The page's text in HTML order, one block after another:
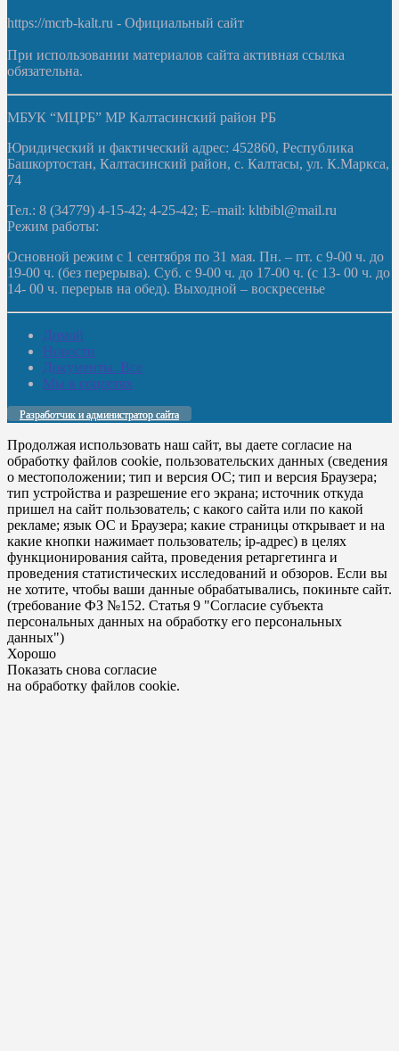
https://mcrb-kalt.ru - Официальный сайт
При использовании материалов сайта активная ссылка
обязательна.
МБУК “МЦРБ” МР Калтасинский район РБ
Юридический и фактический адрес: 452860, Республика
Башкортостан, Калтасинский район, с. Калтасы, ул. К.Маркса,
74
Тел.: 8 (34779) 4-15-42; 4-25-42; E–mail: kltbibl@mail.ru
Режим работы:
Основной режим с 1 сентября по 31 мая. Пн. – пт. с 9-00 ч. до
19-00 ч. (без перерыва). Суб. с 9-00 ч. до 17-00 ч. (с 13- 00 ч. до
14- 00 ч. перерыв на обед). Выходной – воскресенье
Домой
Новости
Документы. Все
Мы в соцсетях
Разработчик и администратор сайта
Продолжая использовать наш сайт, вы даете согласие на
обработку файлов cookie, пользовательских данных (сведения
о местоположении; тип и версия ОС; тип и версия Браузера;
тип устройства и разрешение его экрана; источник откуда
пришел на сайт пользователь; с какого сайта или по какой
рекламе; язык ОС и Браузера; какие страницы открывает и на
какие кнопки нажимает пользователь; ip-адрес) в целях
функционирования сайта, проведения ретаргетинга и
проведения статистических исследований и обзоров. Если вы
не хотите, чтобы ваши данные обрабатывались, покиньте сайт.
(требование ФЗ №152. Статья 9 "Согласие субъекта
персональных данных на обработку его персональных
данных")
Хорошо
Показать снова согласие
на обработку файлов cookie.